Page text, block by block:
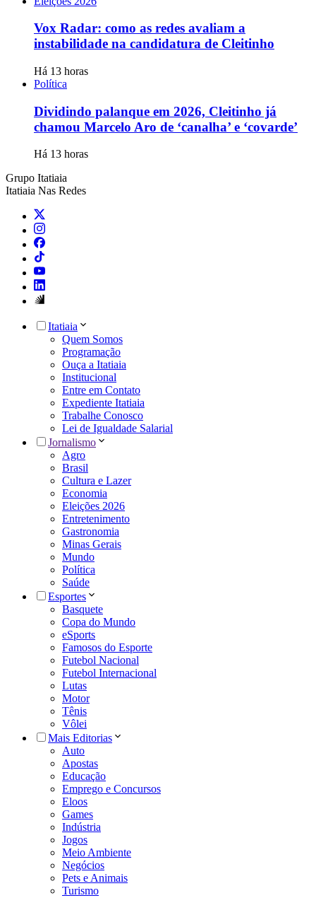
Vox Radar: como as redes avaliam a
instabilidade na candidatura de Cleitinho
Há 13 horas
Política
Dividindo palanque em 2026, Cleitinho já
chamou Marcelo Aro de ‘canalha’ e ‘covarde’
Há 13 horas
Grupo Itatiaia
Itatiaia Nas Redes
Itatiaia
Quem Somos
Programação
Ouça a Itatiaia
Institucional
Entre em Contato
Expediente Itatiaia
Trabalhe Conosco
Lei de Igualdade Salarial
Jornalismo
Agro
Brasil
Cultura e Lazer
Economia
Eleições 2026
Entretenimento
Gastronomia
Minas Gerais
Mundo
Política
Saúde
Esportes
Basquete
Copa do Mundo
eSports
Famosos do Esporte
Futebol Nacional
Futebol Internacional
Lutas
Motor
Tênis
Vôlei
Mais Editorias
Auto
Apostas
Educação
Emprego e Concursos
Eloos
Games
Indústria
Jogos
Meio Ambiente
Negócios
Pets e Animais
Turismo